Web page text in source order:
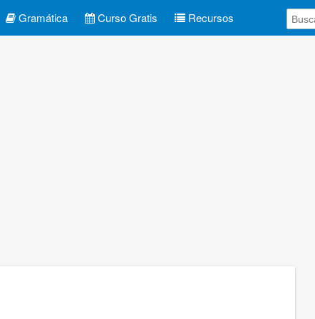
Gramática Curso Gratis Recursos